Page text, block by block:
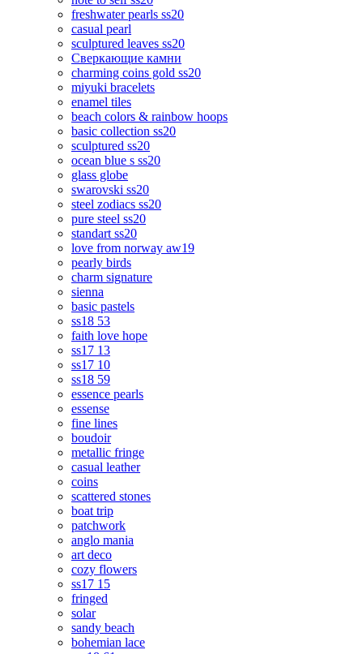
freshwater pearls ss20
casual pearl
sculptured leaves ss20
Сверкающие камни
charming coins gold ss20
miyuki bracelets
enamel tiles
beach colors & rainbow hoops
basic collection ss20
sculptured ss20
ocean blue s ss20
glass globe
swarovski ss20
steel zodiacs ss20
pure steel ss20
standart ss20
love from norway aw19
pearly birds
charm signature
sienna
basic pastels
ss18 53
faith love hope
ss17 13
ss17 10
ss18 59
essence pearls
essense
fine lines
boudoir
metallic fringe
casual leather
coins
scattered stones
boat trip
patchwork
anglo mania
art deco
cozy flowers
ss17 15
fringed
solar
sandy beach
bohemian lace